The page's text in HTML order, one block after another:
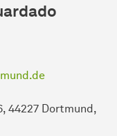
44227 Dortmund,